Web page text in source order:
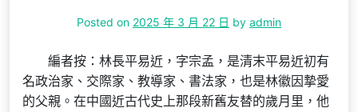
Posted on 2025 年 3 月 22 日 by admin
編者按：林長平易近，字宗孟，是清末平易近初有
名政治家、交際家、教導家、書法家，也是林徽因摯愛
的父親。在中國近古代史上那段新舊友替的歲月里，他